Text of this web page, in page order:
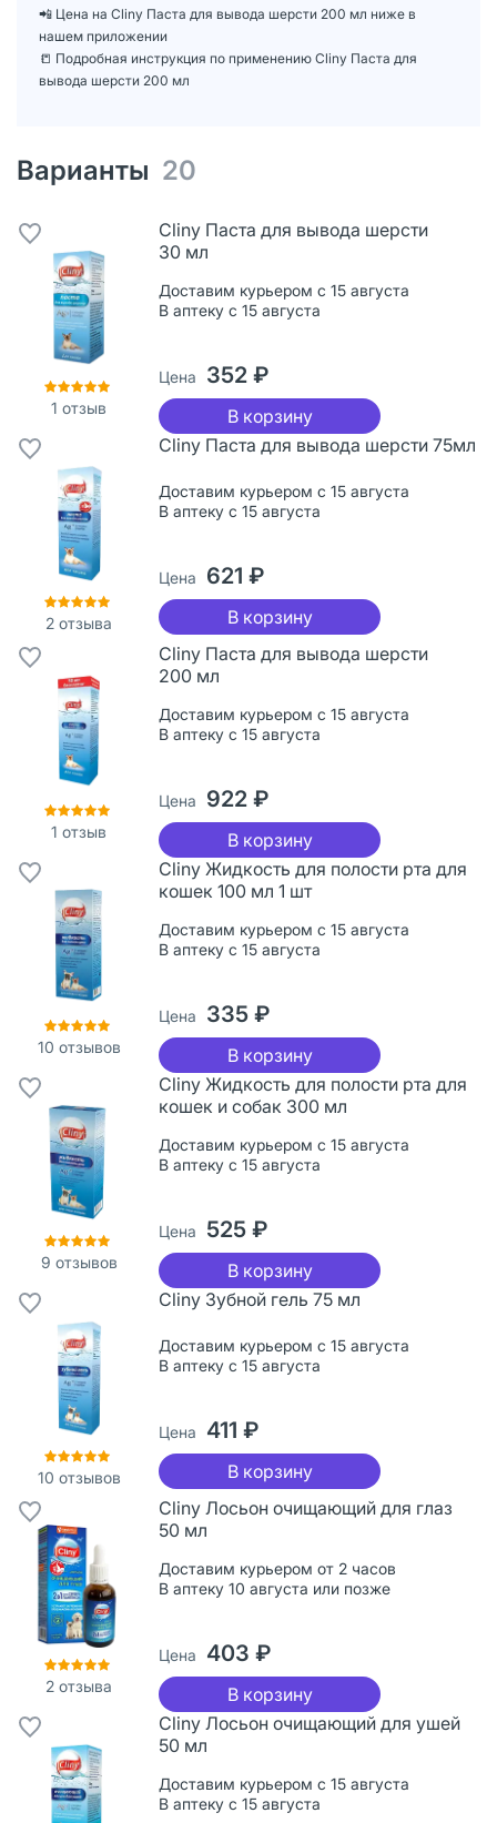
📲 Цена на Cliny Паста для вывода шерсти 200 мл ниже в
нашем приложении
📒 Подробная инструкция по применению Cliny Паста для
вывода шерсти 200 мл
Варианты 20
1 отзыв
Cliny Паста для вывода шерсти
30 мл
Доставим курьером с 15 августа
В аптеку с 15 августа
Цена 352 ₽
В корзину
2 отзыва
Cliny Паста для вывода шерсти 75мл
Доставим курьером с 15 августа
В аптеку с 15 августа
Цена 621 ₽
В корзину
1 отзыв
Cliny Паста для вывода шерсти
200 мл
Доставим курьером с 15 августа
В аптеку с 15 августа
Цена 922 ₽
В корзину
10 отзывов
Cliny Жидкость для полости рта для
кошек 100 мл 1 шт
Доставим курьером с 15 августа
В аптеку с 15 августа
Цена 335 ₽
В корзину
9 отзывов
Cliny Жидкость для полости рта для
кошек и собак 300 мл
Доставим курьером с 15 августа
В аптеку с 15 августа
Цена 525 ₽
В корзину
10 отзывов
Cliny Зубной гель 75 мл
Доставим курьером с 15 августа
В аптеку с 15 августа
Цена 411 ₽
В корзину
2 отзыва
Cliny Лосьон очищающий для глаз
50 мл
Доставим курьером от 2 часов
В аптеку 10 августа или позже
Цена 403 ₽
В корзину
Cliny Лосьон очищающий для ушей
50 мл
Доставим курьером с 15 августа
В аптеку с 15 августа